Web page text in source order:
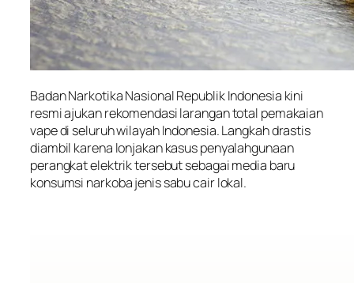
Badan Narkotika Nasional Republik Indonesia kini
resmi ajukan rekomendasi larangan total pemakaian
vape di seluruh wilayah Indonesia. Langkah drastis
diambil karena lonjakan kasus penyalahgunaan
perangkat elektrik tersebut sebagai media baru
konsumsi narkoba jenis sabu cair lokal.